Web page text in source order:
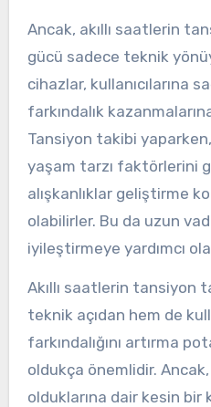
Ancak, akıllı saatlerin
gücü sadece teknik
cihazlar, kullanıcılarına
farkındalık
Tansiyon takibi
yaşam tarzı faktörlerini
alışkanlıklar geliştirme
olabilirler. Bu da uzun
iyileştirmeye yardımcı
Akıllı saatlerin tansiyon
teknik açıdan hem de
farkındalığını artırma
oldukça önemlidir.
olduklarına dair kesin bir